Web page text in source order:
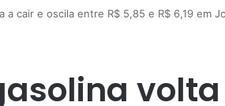
a cair e oscila entre R$ 5,85 e R$ 6,19 em